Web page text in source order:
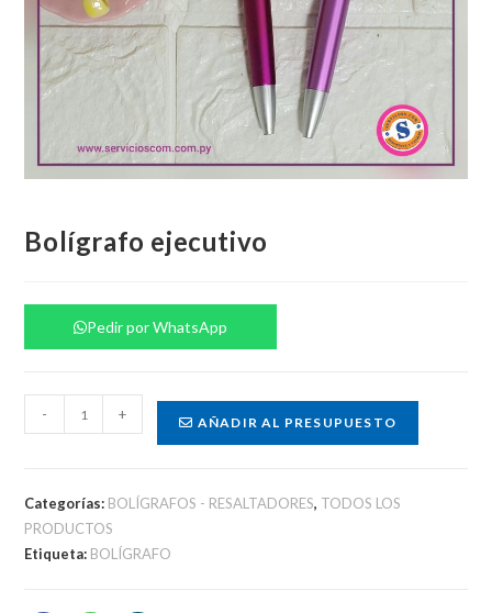
Bolígrafo ejecutivo
Pedir por WhatsApp
Bolígrafo
ejecutivo
- + AÑADIR AL PRESUPUESTO
Categorías: BOLÍGRAFOS - RESALTADORES, TODOS LOS
PRODUCTOS
Etiqueta: BOLÍGRAFO